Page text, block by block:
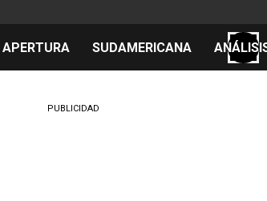
SUDAMERICANA
PUBLICIDAD